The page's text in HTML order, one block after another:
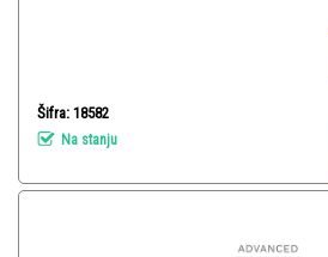
Šifra: 18582
Na stanju